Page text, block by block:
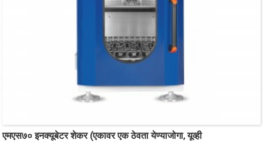
एमएस७० इनक्यूबेटर शेकर (एकावर एक ठेवता येण्याजोगा, यूव्ही